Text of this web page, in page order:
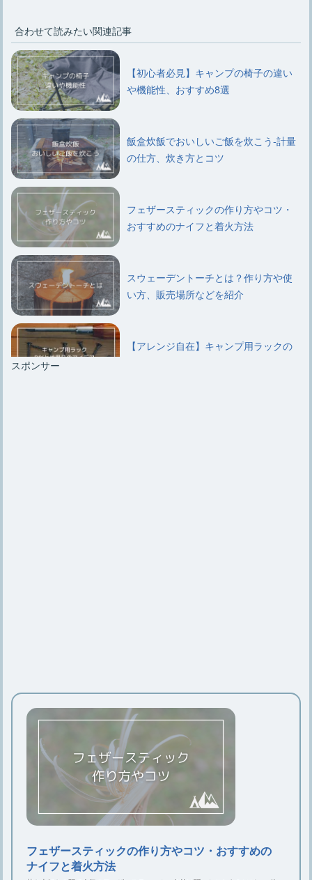
合わせて読みたい関連記事
【初心者必見】キャンプの椅子の違い
や機能性、おすすめ8選
飯盒炊飯でおいしいご飯を炊こう-計量
の仕方、炊き方とコツ
フェザースティックの作り方やコツ・
おすすめのナイフと着火方法
スウェーデントーチとは？作り方や使
い方、販売場所などを紹介
【アレンジ自在】キャンプ用ラックの
【コールマンのジェネレーター】仕組
みや交換時期、分解について
【小型クーラーボックス】種類や素
スポンサー
フェザースティックの作り方やコツ・おすすめの
ナイフと着火方法